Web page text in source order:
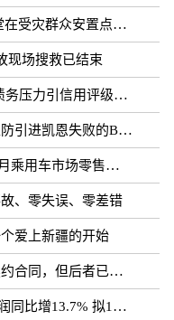
灾群众安置点开课
现场搜救已结束
引信用评级下调隐忧
进凯恩失败的B方案
场零售达177.5万辆
、零失误、零差错
爱上新疆的开始
后者已得到门德斯承诺
拟10派0.796元